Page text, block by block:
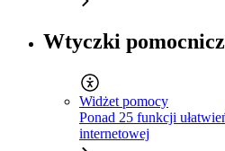
Wtyczki
Widżet pomocy
Ponad 25 funkcji
internetowej